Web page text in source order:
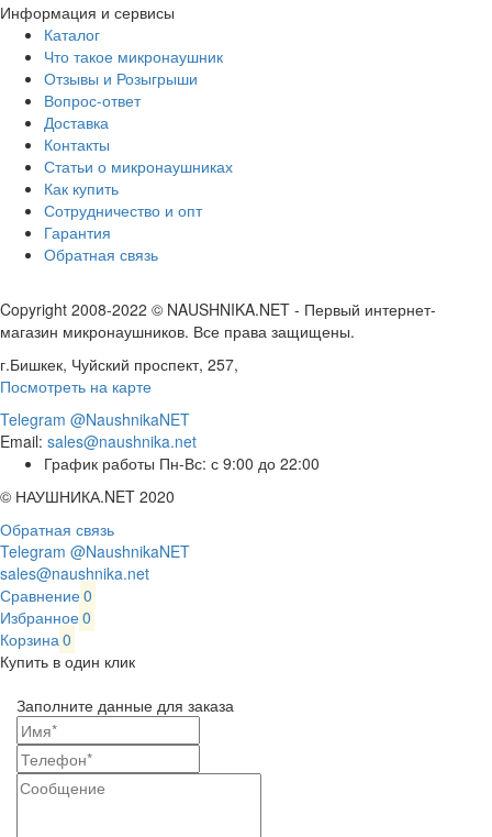
Информация и сервисы
Каталог
Что такое микронаушник
Отзывы и Розыгрыши
Вопрос-ответ
Доставка
Контакты
Статьи о микронаушниках
Как купить
Сотрудничество и опт
Гарантия
Обратная связь
Copyright 2008-2022 © NAUSHNIKA.NET - Первый интернет-
магазин микронаушников. Все права защищены.
г.Бишкек, Чуйский проспект, 257,
Посмотреть на карте
Telegram @NaushnikaNET
Email: sales@naushnika.net
График работы Пн-Вс: с 9:00 до 22:00
© НАУШНИКА.NET 2020
Обратная связь
Telegram @NaushnikaNET
sales@naushnika.net
Сравнение0
Избранное0
Корзина0
Купить в один клик
Заполните данные для заказа